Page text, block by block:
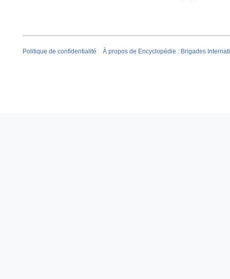
Politique de confidentialité À propos de Encyclopédie : Brigades